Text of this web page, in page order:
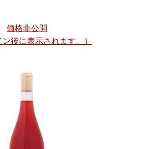
価格非公開
後に表示されます。）